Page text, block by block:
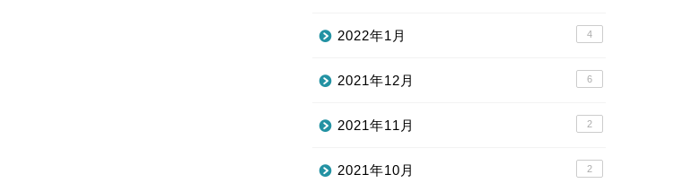
2022年1月 4
2021年12月 6
2021年11月 2
2021年10月 2